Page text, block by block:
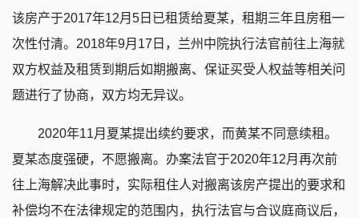
该房产于2017年12月5日已租赁给夏某，租期三年且房租一
次性付清。2018年9月17日，兰州中院执行法官前往上海就
双方权益及租赁到期后如期搬离、保证买受人权益等相关问
题进行了协商，双方均无异议。
2020年11月夏某提出续约要求，而黄某不同意续租。
夏某态度强硬，不愿搬离。办案法官于2020年12月再次前
往上海解决此事时，实际租住人对搬离该房产提出的要求和
补偿均不在法律规定的范围内，执行法官与合议庭商议后，